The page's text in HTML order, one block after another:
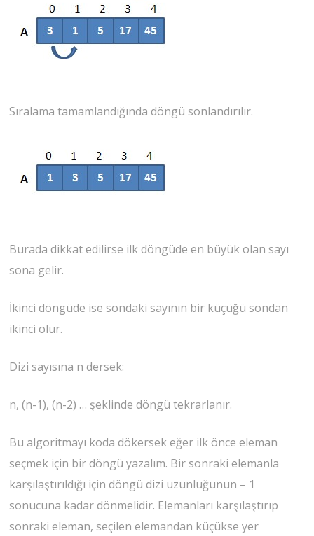
Sıralama tamamlandığında döngü sonlandırılır.
Burada dikkat edilirse ilk döngüde en büyük olan sayı
sona gelir.
İkinci döngüde ise sondaki sayının bir küçüğü sondan
ikinci olur.
Dizi sayısına n dersek:
n, (n-1), (n-2) … şeklinde döngü tekrarlanır.
Bu algoritmayı koda dökersek eğer ilk önce eleman
seçmek için bir döngü yazalım. Bir sonraki elemanla
karşılaştırıldığı için döngü dizi uzunluğunun – 1
sonucuna kadar dönmelidir. Elemanları karşılaştırıp
sonraki eleman, seçilen elemandan küçükse yer